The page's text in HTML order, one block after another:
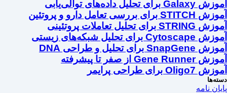
آموزش Galaxy برای تحلیل داده‌های توالی‌یابی
آموزش STITCH برای بررسی تعامل دارو و پروتئین
آموزش STRING برای تحلیل تعاملات پروتئینی
آموزش Cytoscape برای تحلیل شبکه‌های زیستی
آموزش SnapGene برای تحلیل و طراحی DNA
آموزش Gene Runner از صفر تا پیشرفته
آموزش Oligo7 برای طراحی پرایمر
دسته‌ها
پایان نامه